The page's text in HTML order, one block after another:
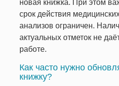
новая книжка. При этом
срок действия
анализов ограничен.
актуальных отметок не
работе.
Как часто нужно
книжку?
м. Теплый
Новоясеневский
м. Шоссе
м.